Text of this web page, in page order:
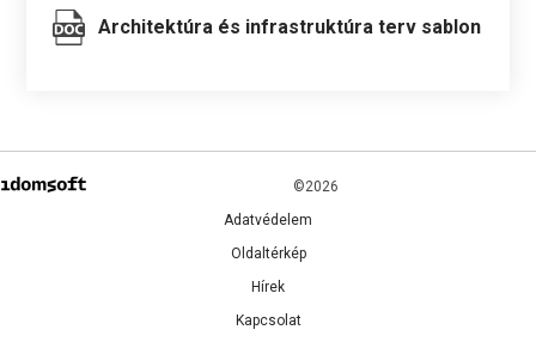
Architektúra és infrastruktúra terv sablon
©2026
Adatvédelem
Oldaltérkép
Hírek
Kapcsolat